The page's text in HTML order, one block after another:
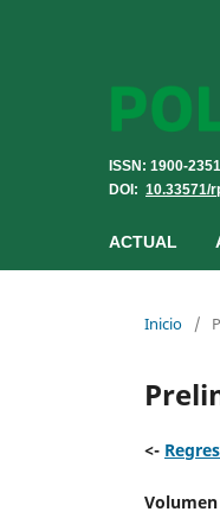
ISSN: 1900-
DOI: 10.33571/
ACTUAL
Inicio /
<-